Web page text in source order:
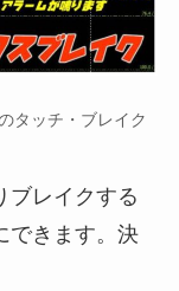
タッチ・ブレイク
ブレイクする
できます。決